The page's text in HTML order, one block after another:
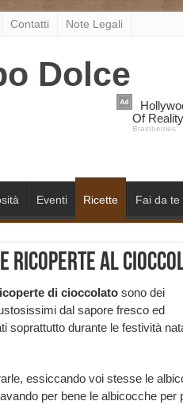
Contatti Note Legali
Eventi Ricette Fai da te
ricoperte al
di cioccolatosono dei
dal sapore fresco ed
soprattutto durante le festività
essiccando voi stesse le
per bene le albicocche